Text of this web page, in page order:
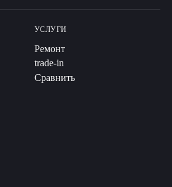
УСЛУГИ
Ремонт
trade-in
Сравнить